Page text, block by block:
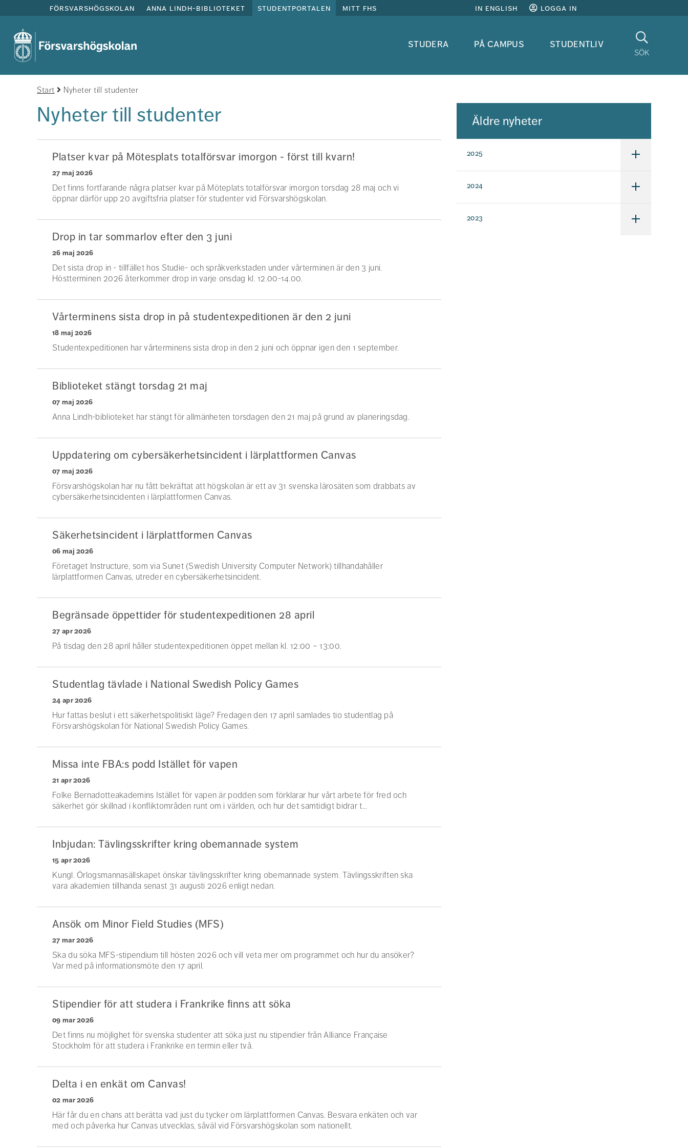
försvarshögskolan anna lindh-biblioteket studentportalen mitt fhs in english logga in
studera på campus studentliv
sök
Sök
Start Nyheter till studenter
Nyheter till studenter
Platser kvar på Mötesplats totalförsvar imorgon - först till kvarn!
27 maj 2026
Det finns fortfarande några platser kvar på Möteplats totalförsvar imorgon torsdag 28 maj och vi
öppnar därför upp 20 avgiftsfria platser för studenter vid Försvarshögskolan.
Drop in tar sommarlov efter den 3 juni
26 maj 2026
Det sista drop in - tillfället hos Studie- och språkverkstaden under vårterminen är den 3 juni.
Höstterminen 2026 återkommer drop in varje onsdag kl. 12.00-14.00.
Vårterminens sista drop in på studentexpeditionen är den 2 juni
18 maj 2026
Studentexpeditionen har vårterminens sista drop in den 2 juni och öppnar igen den 1 september.
Biblioteket stängt torsdag 21 maj
07 maj 2026
Anna Lindh-biblioteket har stängt för allmänheten torsdagen den 21 maj på grund av planeringsdag.
Uppdatering om cybersäkerhetsincident i lärplattformen Canvas
07 maj 2026
Försvarshögskolan har nu fått bekräftat att högskolan är ett av 31 svenska lärosäten som drabbats av
cybersäkerhetsincidenten i lärplattformen Canvas.
Säkerhetsincident i lärplattformen Canvas
06 maj 2026
Företaget Instructure, som via Sunet (Swedish University Computer Network) tillhandahåller
lärplattformen Canvas, utreder en cybersäkerhetsincident.
Begränsade öppettider för studentexpeditionen 28 april
27 apr 2026
På tisdag den 28 april håller studentexpeditionen öppet mellan kl. 12:00 – 13:00.
Studentlag tävlade i National Swedish Policy Games
24 apr 2026
Hur fattas beslut i ett säkerhetspolitiskt läge? Fredagen den 17 april samlades tio studentlag på
Försvarshögskolan för National Swedish Policy Games.
Missa inte FBA:s podd Istället för vapen
21 apr 2026
Folke Bernadotteakademins Istället för vapen är podden som förklarar hur vårt arbete för fred och
säkerhet gör skillnad i konfliktområden runt om i världen, och hur det samtidigt bidrar t...
Inbjudan: Tävlingsskrifter kring obemannade system
15 apr 2026
Kungl. Örlogsmannasällskapet önskar tävlingsskrifter kring obemannade system. Tävlingsskriften ska
vara akademien tillhanda senast 31 augusti 2026 enligt nedan.
Ansök om Minor Field Studies (MFS)
27 mar 2026
Ska du söka MFS-stipendium till hösten 2026 och vill veta mer om programmet och hur du ansöker?
Var med på informationsmöte den 17 april.
Stipendier för att studera i Frankrike finns att söka
09 mar 2026
Det finns nu möjlighet för svenska studenter att söka just nu stipendier från Alliance Française
Stockholm för att studera i Frankrike en termin eller två.
Delta i en enkät om Canvas!
02 mar 2026
Här får du en chans att berätta vad just du tycker om lärplattformen Canvas. Besvara enkäten och var
med och påverka hur Canvas utvecklas, såväl vid Försvarshögskolan som nationellt.
Äldre nyheter
2025
Undermeny
2024
Undermeny
2023
Undermeny